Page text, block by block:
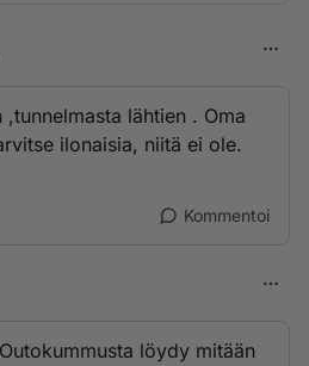
lähtien . Oma
ilonaisia, niitä ei ole.
Kommentoi
löydy mitään